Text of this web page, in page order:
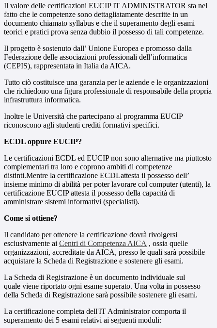
Il valore delle certificazioni EUCIP IT ADMINISTRATOR sta nel
fatto che le competenze sono dettagliatamente descritte in un
documento chiamato syllabus e che il superamento degli esami
teorici e pratici prova senza dubbio il possesso di tali competenze.
Il progetto è sostenuto dall’ Unione Europea e promosso dalla
Federazione delle associazioni professionali dell’informatica
(CEPIS), rappresentata in Italia da AICA.
Tutto ciò costituisce una garanzia per le aziende e le organizzazioni
che richiedono una figura professionale di responsabile della propria
infrastruttura informatica.
Inoltre le Università che partecipano al programma EUCIP
riconoscono agli studenti crediti formativi specifici.
ECDL oppure EUCIP?
Le certificazioni ECDL ed EUCIP non sono alternative ma piuttosto
complementari tra loro e coprono ambiti di competenze
distinti.Mentre la certificazione ECDLattesta il possesso dell’
insieme minimo di abilità per poter lavorare col computer (utenti), la
certificazione EUCIP attesta il possesso della capacità di
amministrare sistemi informativi (specialisti).
Come si ottiene?
Il candidato per ottenere la certificazione dovrà rivolgersi
esclusivamente ai Centri di Competenza AICA , ossia quelle
organizzazioni, accreditate da AICA, presso le quali sarà possibile
acquistare la Scheda di Registrazione e sostenere gli esami.
La Scheda di Registrazione è un documento individuale sul
quale viene riportato ogni esame superato. Una volta in possesso
della Scheda di Registrazione sarà possibile sostenere gli esami.
La certificazione completa dell'IT Administrator comporta il
superamento dei 5 esami relativi ai seguenti moduli: